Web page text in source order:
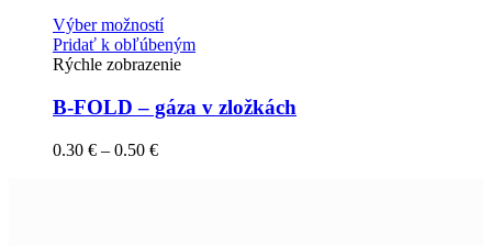
Výber možností
Pridať k obľúbeným
Rýchle zobrazenie
B-FOLD – gáza v zložkách
0.30 € – 0.50 €